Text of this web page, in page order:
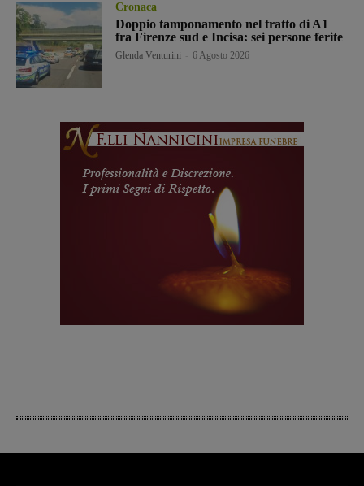
Cronaca
Doppio tamponamento nel tratto di A1
fra Firenze sud e Incisa: sei persone ferite
Glenda Venturini 6 Agosto 2026